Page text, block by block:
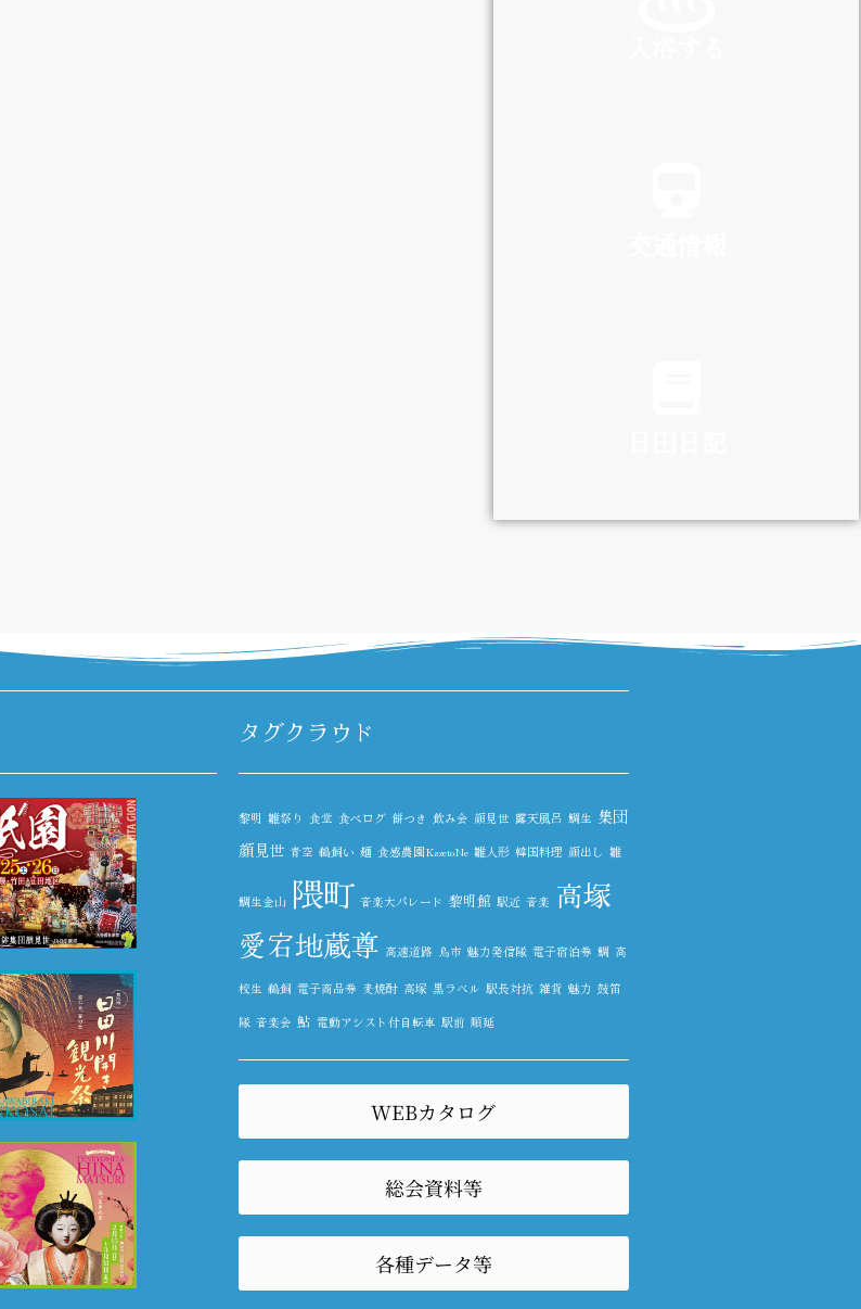
DIARY
タグクラウド
黎明 雛祭り 食堂 食べログ 餅つき 飲み会 顔見世 露天風呂 鯛生 集団
顔見世 青空 鵜飼い 麺 食感農園KazetoNe 雛人形 韓国料理 顔出し 雛
鯛生金山 隈町 音楽大パレード 黎明館 駅近 音楽 高塚
愛宕地蔵尊 高速道路 鳥市 魅力発信隊 電子宿泊券 鯛 高
校生 鵜飼 電子商品券 麦焼酎 高塚 黒ラベル 駅長対抗 雑貨 魅力 鼓笛
隊 音楽会 鮎 電動アシスト付自転車 駅前 順延
WEBカタログ
総会資料等
各種データ等